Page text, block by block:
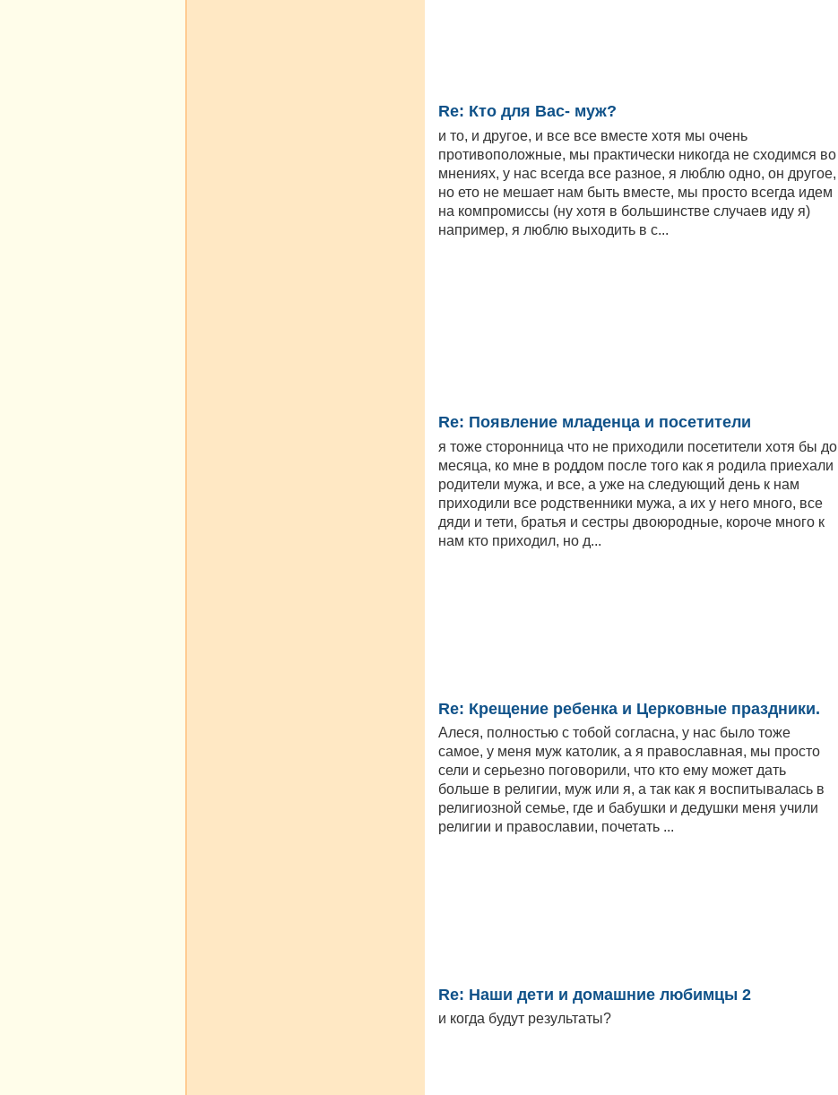
Re: Кто для Вас- муж?
и то, и другое, и все все вместе хотя мы очень
противоположные, мы практически никогда не сходимся во
мнениях, у нас всегда все разное, я люблю одно, он другое,
но ето не мешает нам быть вместе, мы просто всегда идем
на компромиссы (ну хотя в большинстве случаев иду я)
например, я люблю выходить в с...
Re: Появление младенца и посетители
я тоже сторонница что не приходили посетители хотя бы до
месяца, ко мне в роддом после того как я родила приехали
родители мужа, и все, а уже на следующий день к нам
приходили все родственники мужа, а их у него много, все
дяди и тети, братья и сестры двоюродные, короче много к
нам кто приходил, но д...
Re: Крещение ребенка и Церковные праздники.
Алеся, полностью с тобой согласна, у нас было тоже
самое, у меня муж католик, а я православная, мы просто
сели и серьезно поговорили, что кто ему может дать
больше в религии, муж или я, а так как я воспитывалась в
религиозной семье, где и бабушки и дедушки меня учили
религии и православии, почетать ...
Re: Наши дети и домашние любимцы 2
и когда будут результаты?